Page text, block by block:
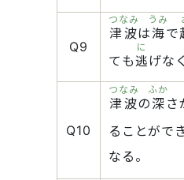
Q9
津波
つなみ
は海
うみ
で
ても逃
に
げな
Q10
津波
つなみ
の 深
ふか
さ
ることがで
なる。